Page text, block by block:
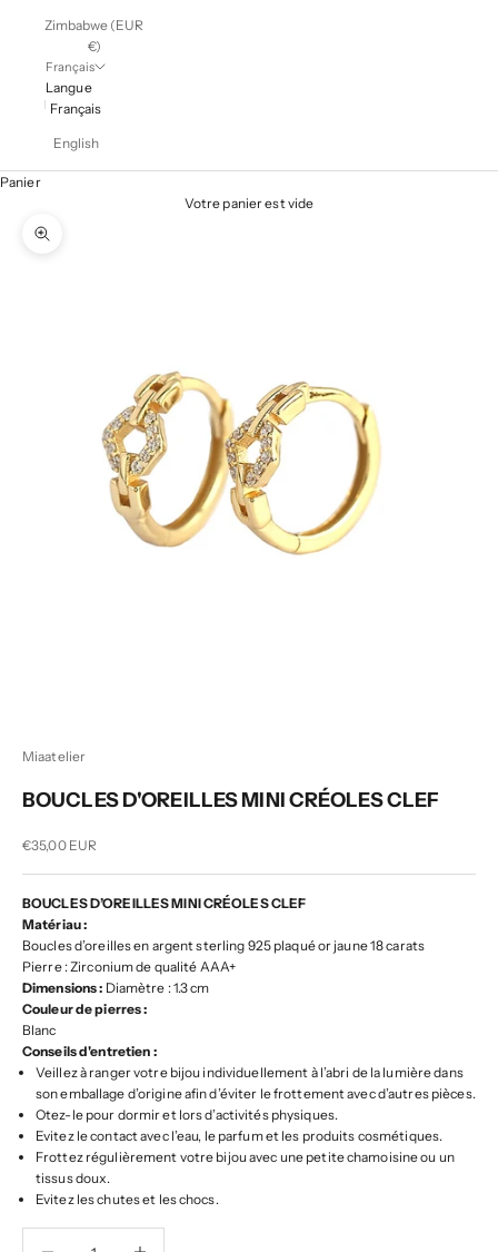
Zimbabwe (EUR
€)
Français
Langue
Français
English
Panier
Votre panier est vide
Zoomer sur l'image
Miaatelier
BOUCLES D'OREILLES MINI CRÉOLES CLEF
Prix de vente
€35,00 EUR
BOUCLES D’OREILLES MINI CRÉOLES CLEF
Matériau :
Boucles d’oreilles en argent sterling 925 plaqué or jaune 18 carats
Pierre : Zirconium de qualité AAA+
Dimensions : Diamètre : 1.3 cm
Couleur de pierres :
Blanc
Conseils d'entretien :
Veillez à ranger votre bijou individuellement à l’abri de la lumière dans
son emballage d’origine afin d’éviter le frottement avec d’autres pièces.
Otez-le pour dormir et lors d’activités physiques.
Evitez le contact avec l’eau, le parfum et les produits cosmétiques.
Frottez régulièrement votre bijou avec une petite chamoisine ou un
tissus doux.
Evitez les chutes et les chocs.